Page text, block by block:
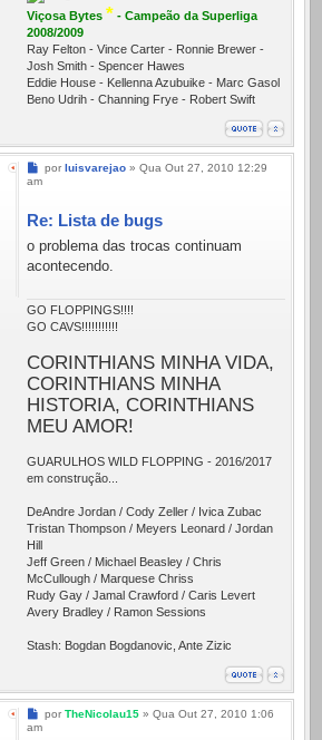
Viçosa Bytes * - Campeão da Superliga
2008/2009
Ray Felton - Vince Carter - Ronnie Brewer -
Josh Smith - Spencer Hawes
Eddie House - Kellenna Azubuike - Marc Gasol
Beno Udrih - Channing Frye - Robert Swift
Mensagem
por luisvarejao» Qua Out 27, 2010 12:29
am
Re: Lista de bugs
o problema das trocas continuam
acontecendo.
GO FLOPPINGS!!!!
GO CAVS!!!!!!!!!!!
CORINTHIANS MINHA VIDA,
CORINTHIANS MINHA
HISTORIA, CORINTHIANS
MEU AMOR!
GUARULHOS WILD FLOPPING - 2016/2017
em construção...
DeAndre Jordan / Cody Zeller / Ivica Zubac
Tristan Thompson / Meyers Leonard / Jordan
Hill
Jeff Green / Michael Beasley / Chris
McCullough / Marquese Chriss
Rudy Gay / Jamal Crawford / Caris Levert
Avery Bradley / Ramon Sessions
Stash: Bogdan Bogdanovic, Ante Zizic
Mensagem
por TheNicolau15» Qua Out 27, 2010 1:06
am